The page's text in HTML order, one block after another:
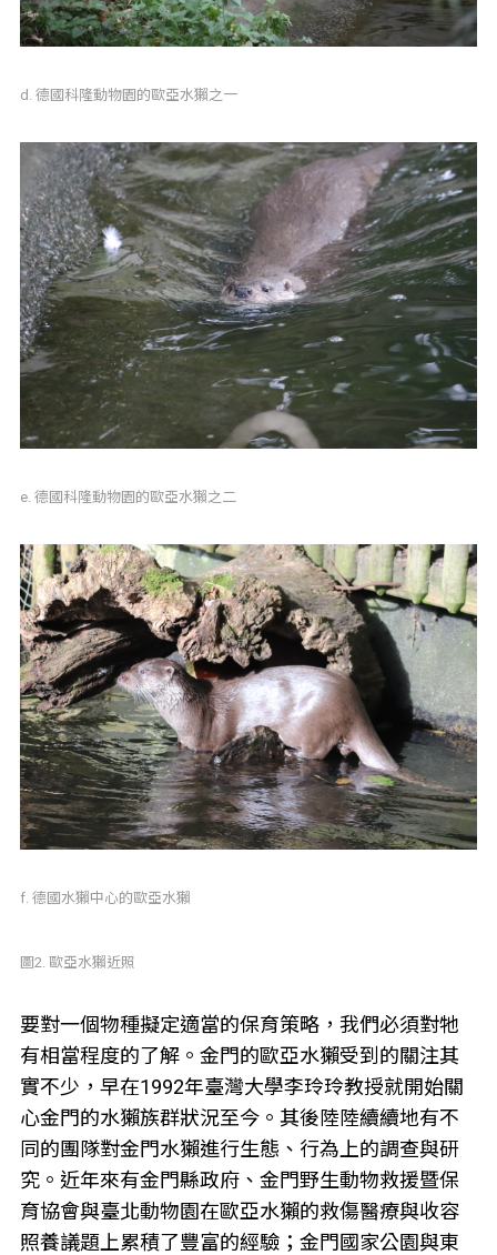
d. 德國科隆動物園的歐亞水獺之一
e. 德國科隆動物園的歐亞水獺之二
f. 德國水獺中心的歐亞水獺
圖2. 歐亞水獺近照
要對一個物種擬定適當的保育策略，我們必須對牠
有相當程度的了解。金門的歐亞水獺受到的關注其
實不少，早在1992年臺灣大學李玲玲教授就開始關
心金門的水獺族群狀況至今。其後陸陸續續地有不
同的團隊對金門水獺進行生態、行為上的調查與研
究。近年來有金門縣政府、金門野生動物救援暨保
育協會與臺北動物園在歐亞水獺的救傷醫療與收容
照養議題上累積了豐富的經驗；金門國家公園與東